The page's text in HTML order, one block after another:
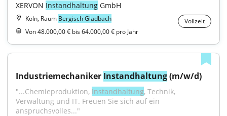
XERVON Instandhaltung GmbH
Köln, Raum Bergisch Gladbach
Vollzeit
Von 48.000,00 € bis 64.000,00 € pro Jahr
Industriemechaniker Instandhaltung (m/w/d)
"...Chemieproduktion, Instandhaltung, Technik,
Verwaltung und IT. Freuen Sie sich auf ein
anspruchsvolles..."